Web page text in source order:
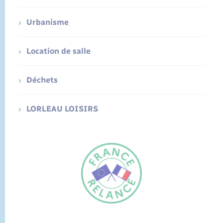
Urbanisme
Location de salle
Déchets
LORLEAU LOISIRS